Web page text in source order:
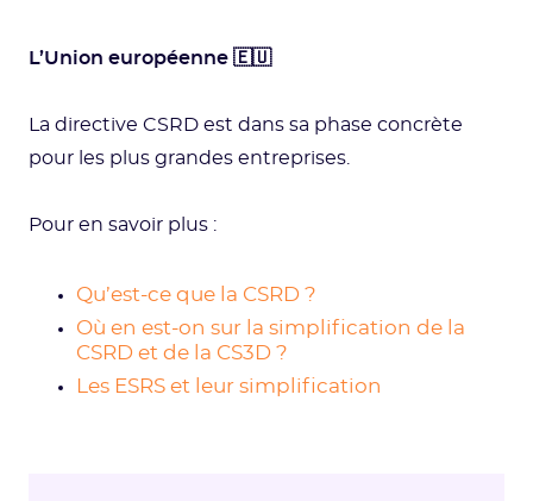
L’Union européenne 🇪🇺
La directive CSRD est dans sa phase concrète
pour les plus grandes entreprises.
Pour en savoir plus :
Qu’est-ce que la CSRD ?
Où en est-on sur la simplification de la
CSRD et de la CS3D ?
Les ESRS et leur simplification